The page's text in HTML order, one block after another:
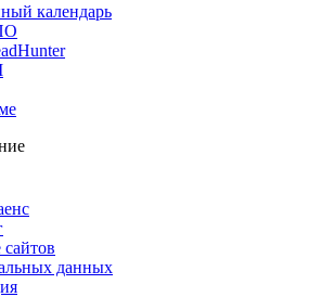
календарь
данных